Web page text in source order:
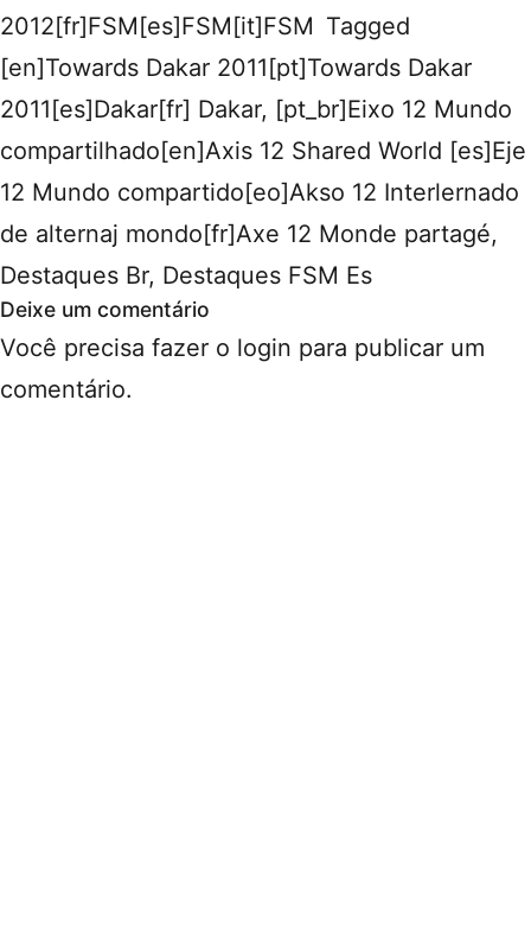
2012[fr]FSM[es]FSM[it]FSM Tagged
[en]Towards Dakar 2011[pt]Towards Dakar
2011[es]Dakar[fr] Dakar, [pt_br]Eixo 12 Mundo
compartilhado[en]Axis 12 Shared World [es]Eje
12 Mundo compartido[eo]Akso 12 Interlernado
de alternaj mondo[fr]Axe 12 Monde partagé,
Destaques Br, Destaques FSM Es
Deixe um comentário
Você precisa fazer o login para publicar um
comentário.